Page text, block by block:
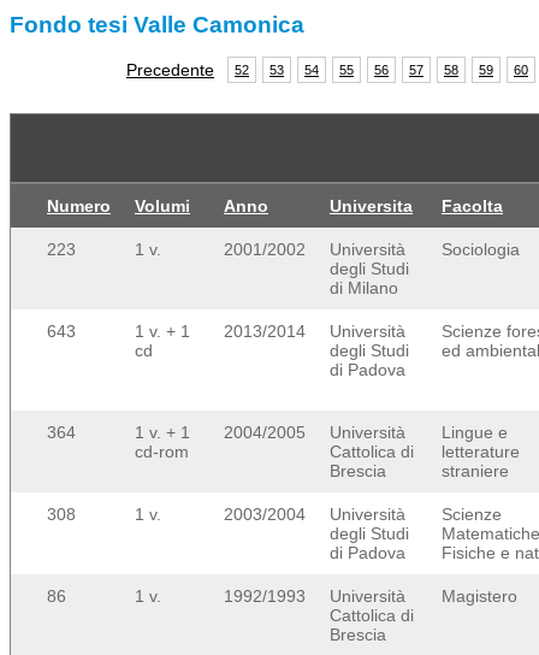
Fondo tesi Valle Camonica
Precedente 52 53 54 55 56 57 58 59 60
Numero Volumi Anno Universita Facolta
223 1 v. 2001/2002
Università
degli Studi
di Milano
Sociologia
643
1 v. + 1
cd
2013/2014
Università
degli Studi
di Padova
Scienze
ed
364
1 v. + 1
cd-rom
2004/2005
Università
Cattolica di
Brescia
Lingue e
letterature
straniere
308 1 v. 2003/2004
Università
degli Studi
di Padova
Scienze
Matematiche
Fisiche e
86 1 v. 1992/1993
Università
Cattolica di
Brescia
Magistero